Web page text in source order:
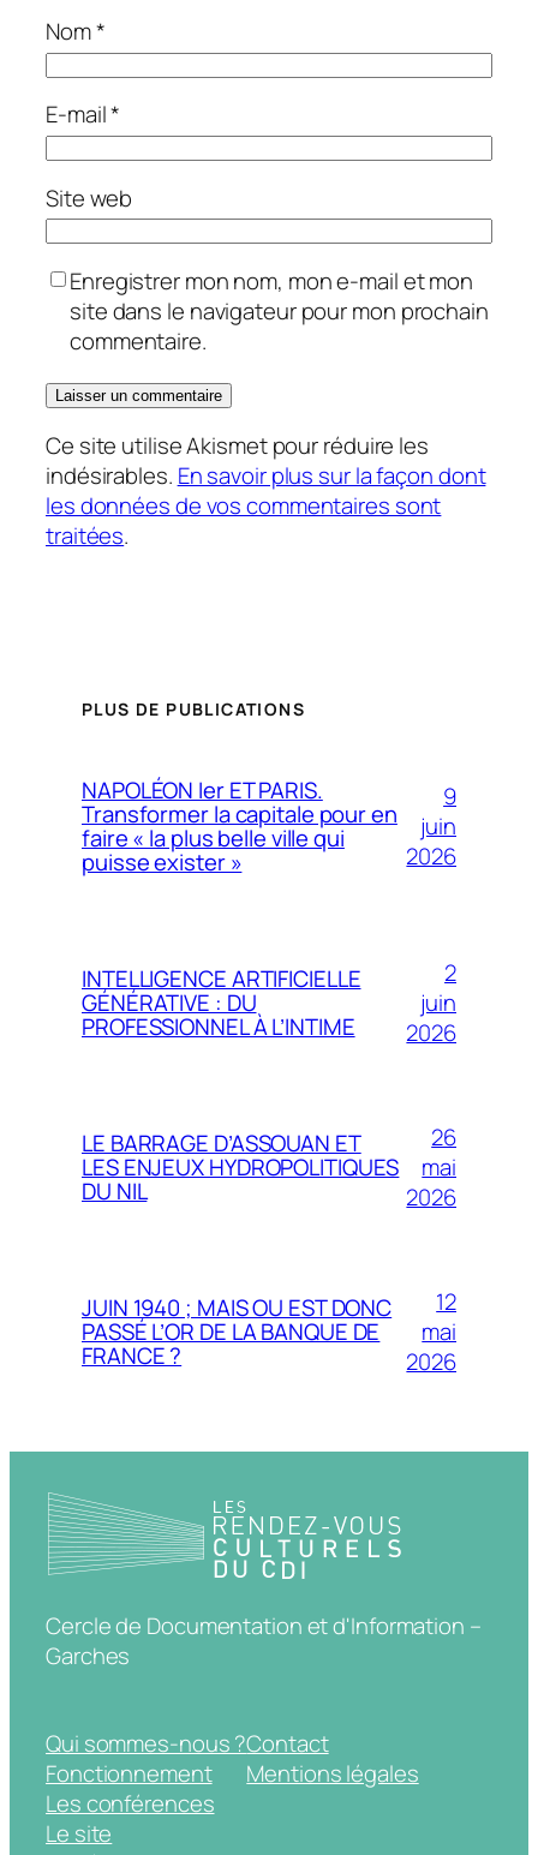
Nom*
E-mail*
Site web
Enregistrer mon nom, mon e-mail et mon
site dans le navigateur pour mon prochain
commentaire.
Ce site utilise Akismet pour réduire les
indésirables. En savoir plus sur la façon dont
les données de vos commentaires sont
traitées.
PLUS DE PUBLICATIONS
NAPOLÉON Ier ET PARIS.
Transformer la capitale pour en
faire « la plus belle ville qui
puisse exister »
9
juin
2026
INTELLIGENCE ARTIFICIELLE
GÉNÉRATIVE : DU
PROFESSIONNEL À L’INTIME
2
juin
2026
LE BARRAGE D’ASSOUAN ET
LES ENJEUX HYDROPOLITIQUES
DU NIL
26
mai
2026
JUIN 1940 ; MAIS OU EST DONC
PASSÉ L’OR DE LA BANQUE DE
FRANCE ?
12
mai
2026
Cercle de Documentation et d'Information –
Garches
Qui sommes-nous ?
Fonctionnement
Les conférences
Le site
Contact
Mentions légales